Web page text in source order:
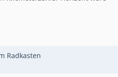
Radkasten